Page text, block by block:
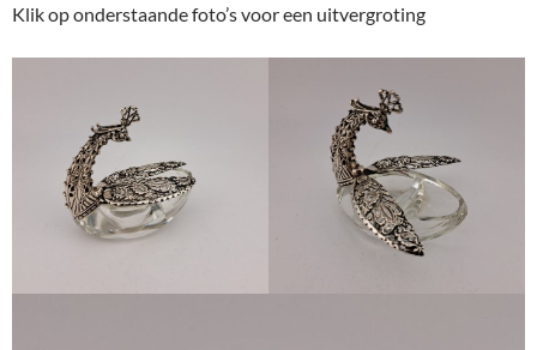
Klik op onderstaande foto’s voor een uitvergroting